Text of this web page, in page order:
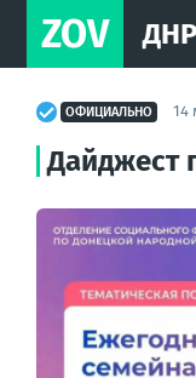
ZOV ДНР
ОФИЦИАЛЬНО 14
Дайджест